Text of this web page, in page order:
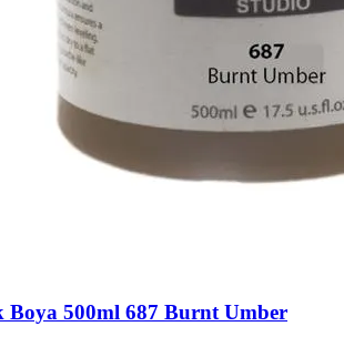
500ml 687 Burnt Umber